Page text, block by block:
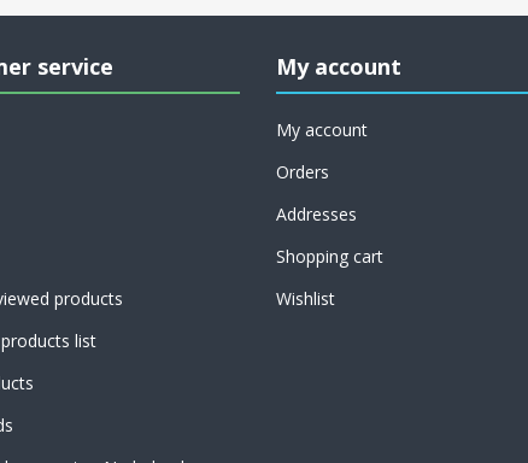
service
products
list
My account
My account
Orders
Addresses
Shopping cart
Wishlist